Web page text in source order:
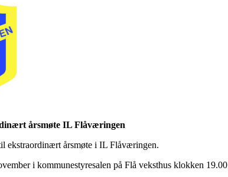
årsmøte IL Flåværingen
ekstraordinært årsmøte i IL Flåværingen.
i kommunestyresalen på Flå veksthus klokken 19.00